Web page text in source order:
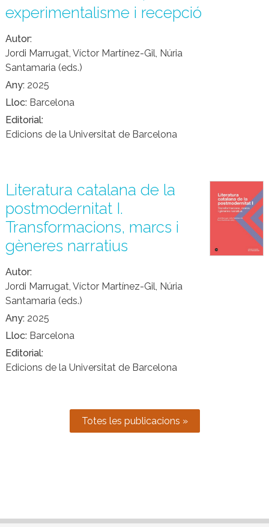
experimentalisme i recepció
Autor
Jordi Marrugat, Víctor Martínez-Gil, Núria
Santamaria (eds.)
Any 2025
Lloc Barcelona
Editorial
Edicions de la Universitat de Barcelona
Literatura catalana de la
postmodernitat I.
Transformacions, marcs i
gèneres narratius
Autor
Jordi Marrugat, Víctor Martínez-Gil, Núria
Santamaria (eds.)
Any 2025
Lloc Barcelona
Editorial
Edicions de la Universitat de Barcelona
Totes les publicacions »